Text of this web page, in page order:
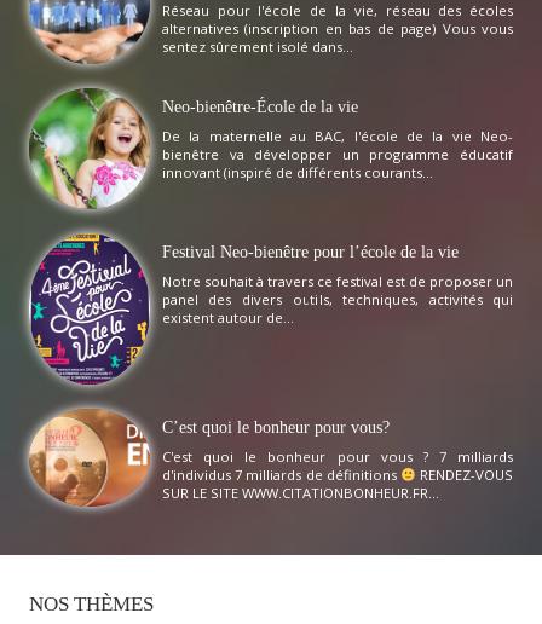
Réseau pour l'école de la vie, réseau des écoles
alternatives (inscription en bas de page) Vous vous
sentez sûrement isolé dans...
Neo-bienêtre-École de la vie
De la maternelle au BAC, l'école de la vie Neo-
bienêtre va développer un programme éducatif
innovant (inspiré de différents courants...
Festival Neo-bienêtre pour l’école de la vie
Notre souhait à travers ce festival est de proposer un
panel des divers outils, techniques, activités qui
existent autour de...
C’est quoi le bonheur pour vous?
C'est quoi le bonheur pour vous ? 7 milliards
d'individus 7 milliards de définitions
RENDEZ-VOUS
SUR LE SITE WWW.CITATIONBONHEUR.FR...
NOS THÈMES